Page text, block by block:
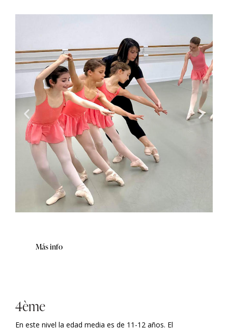
Más info
4ème
En este nivel la edad media es de 11-12 años. El